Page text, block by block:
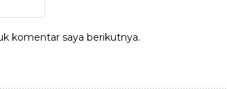
komentar saya berikutnya.